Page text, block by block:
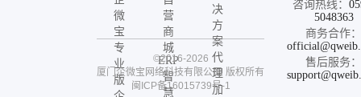
微
宝
专
业
版
营
商
城
ERP
智
慧
决
方
案
代
理
加
咨询热线：
5048363
商务合作：
售后服务：
©2016-2026
厦门企微宝网络科技有限公司 版权所有
闽ICP备16015739号-1